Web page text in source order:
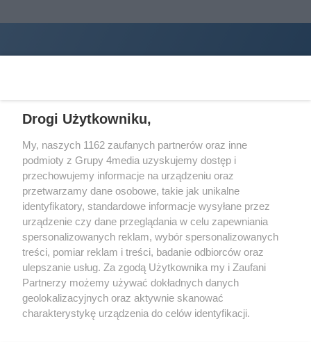
Wydawcąhalorzeszow.pljest:
STOWARZYSZENIE INICJATYW SPOŁECZNYCH PERSPEKTYWA
Adres do korespondencji:
ul. Piastów 3/20
35-077 Rzeszów
kontakt@halorzeszow.pl
Redakcja Reklama Kontakt
Patronat medialny
Regulamin portalu
Drogi Użytkowniku,
My, naszych 1162 zaufanych partnerów oraz inne
podmioty z Grupy 4media uzyskujemy dostęp i
przechowujemy informacje na urządzeniu oraz
przetwarzamy dane osobowe, takie jak unikalne
identyfikatory, standardowe informacje wysyłane przez
urządzenie czy dane przeglądania w celu zapewniania
spersonalizowanych reklam, wybór spersonalizowanych
treści, pomiar reklam i treści, badanie odbiorców oraz
ulepszanie usług. Za zgodą Użytkownika my i Zaufani
Partnerzy możemy używać dokładnych danych
geolokalizacyjnych oraz aktywnie skanować
charakterystykę urządzenia do celów identyfikacji.